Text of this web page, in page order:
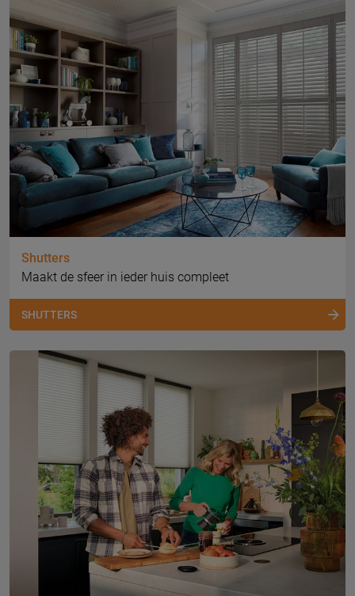
Shutters
Maakt de sfeer in ieder huis compleet
SHUTTERS